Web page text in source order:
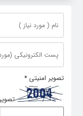
تصویر امنیتی*